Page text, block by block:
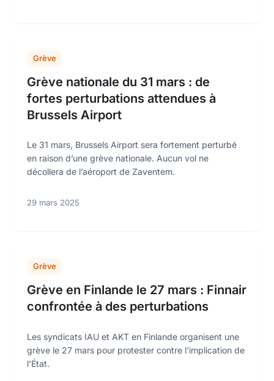
Grève
Grève nationale du 31 mars : de
fortes perturbations attendues à
Brussels Airport
Le 31 mars, Brussels Airport sera fortement perturbé
en raison d’une grève nationale. Aucun vol ne
décollera de l’aéroport de Zaventem.
29 mars 2025
Grève
Grève en Finlande le 27 mars : Finnair
confrontée à des perturbations
Les syndicats IAU et AKT en Finlande organisent une
grève le 27 mars pour protester contre l'implication de
l'État.